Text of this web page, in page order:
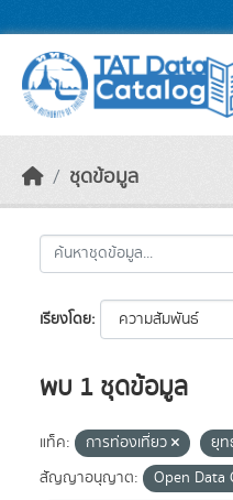
ชุดข้อมูล
เรียงโดย
พบ 1 ชุดข้อมูล
แท็ค: การท่องเที่ยว ยุท
สัญญาอนุญาต:
Open Data